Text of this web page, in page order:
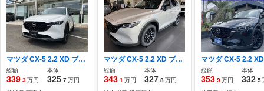
マツダ CX-5 2.2 XD ブラック セレクション ディーゼルターボ ハーフレザーシート 電動Rゲート
総額
339 .3万円
本体
325 .7万円
マツダ CX-5 2.2 XD ブラック セレクション ディーゼルターボ 4WD 新車未登録 4WD 北海道 東北
総額
343 .1 万円
本体
327 .8万円
総額
353 .9万円
本体
332 .5